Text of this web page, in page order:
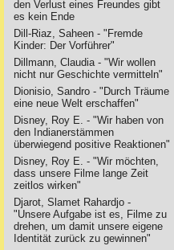
den Verlust eines Freundes gibt
es kein Ende
Dill-Riaz, Saheen - "Fremde
Kinder: Der Vorführer"
Dillmann, Claudia - "Wir wollen
nicht nur Geschichte vermitteln"
Dionisio, Sandro - "Durch Träume
eine neue Welt erschaffen"
Disney, Roy E. - "Wir haben von
den Indianerstämmen
überwiegend positive Reaktionen"
Disney, Roy E. - "Wir möchten,
dass unsere Filme lange Zeit
zeitlos wirken"
Djarot, Slamet Rahardjo -
"Unsere Aufgabe ist es, Filme zu
drehen, um damit unsere eigene
Identität zurück zu gewinnen"